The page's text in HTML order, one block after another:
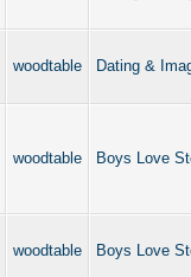
woodtable Dating &
woodtable Boys Love
woodtable Boys Love